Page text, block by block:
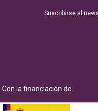
Suscribirse al
Con la financiación de